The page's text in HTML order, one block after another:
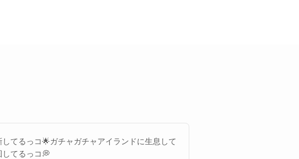
てるっコ🌟ガチャガチャアイランドに生息して
てるっコ💭